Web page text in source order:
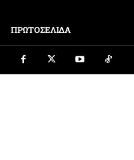
ΠΡΩΤΟΣΕΛΙΔΑ